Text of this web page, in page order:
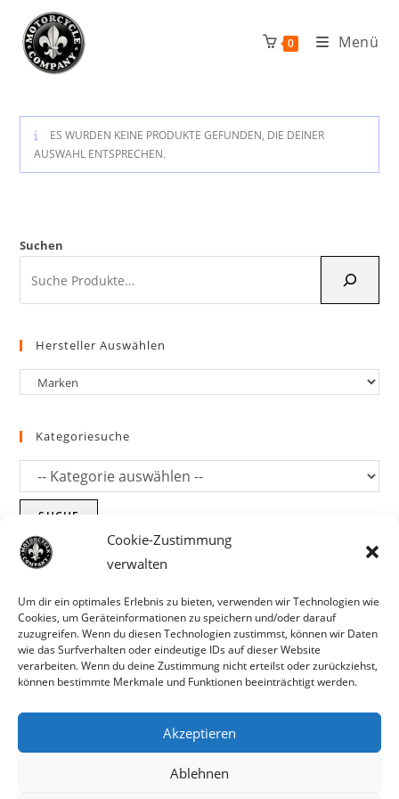
Cookie-Zustimmung
verwalten
Um dir ein optimales Erlebnis zu bieten, verwenden wir Technologien wie
Cookies, um Geräteinformationen zu speichern und/oder darauf
zuzugreifen. Wenn du diesen Technologien zustimmst, können wir Daten
wie das Surfverhalten oder eindeutige IDs auf dieser Website
verarbeiten. Wenn du deine Zustimmung nicht erteilst oder zurückziehst,
können bestimmte Merkmale und Funktionen beeinträchtigt werden.
Akzeptieren
Ablehnen
Parts für Harley Davidson, Indian und
Inhalt
springen
0 Menü
ES WURDEN KEINE PRODUKTE GEFUNDEN, DIE DEINER
AUSWAHL ENTSPRECHEN.
Suchen
Hersteller Auswählen
Kategoriesuche
SUCHE